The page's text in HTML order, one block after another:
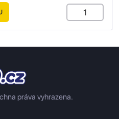
práva vyhrazena.